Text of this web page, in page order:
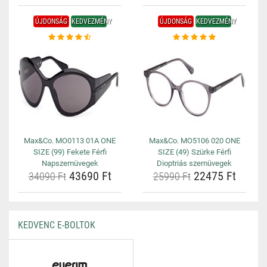
ÚJDONSÁG KEDVEZMÉNY
Max&Co. MO0113 01A ONE
SIZE (99) Fekete Férfi
Napszemüvegek
34090 Ft43690 Ft
ÚJDONSÁG KEDVEZMÉNY
Max&Co. MO5106 020 ONE
SIZE (49) Szürke Férfi
Dioptriás szemüvegek
25990 Ft22475 Ft
KEDVENC E-BOLTOK